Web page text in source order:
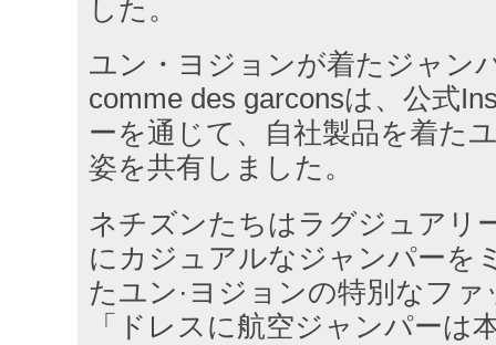
した。
ユン・ヨジョンが着たジャン
comme des garconsは、公式
ーを通じて、自社製品を着た
姿を共有しました。
ネチズンたちはラグジュアリ
にカジュアルなジャンパーを
たユン·ヨジョンの特別なフ
「ドレスに航空ジャンパーは